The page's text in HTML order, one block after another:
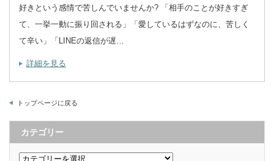
好きという感情で苦しんでいませんか? 「相手のことが好きすぎ
て、一挙一動に振り回される」「愛しているはずなのに、苦しく
て辛い」「LINEの返信が遅…
詳細を見る
トップページに戻る
カテゴリー
カ